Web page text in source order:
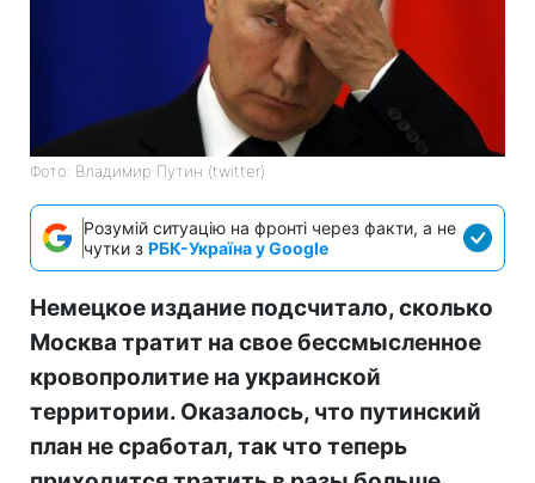
Фото: Владимир Путин (twitter)
Розумій ситуацію на фронті через факти, а не
чутки з РБК-Україна у Google
Немецкое издание подсчитало, сколько
Москва тратит на свое бессмысленное
кровопролитие на украинской
территории. Оказалось, что путинский
план не сработал, так что теперь